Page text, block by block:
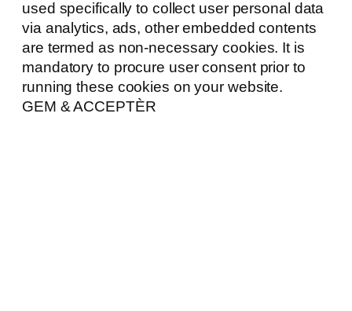
used specifically to collect user personal data
via analytics, ads, other embedded contents
are termed as non-necessary cookies. It is
mandatory to procure user consent prior to
running these cookies on your website.
GEM & ACCEPTÈR